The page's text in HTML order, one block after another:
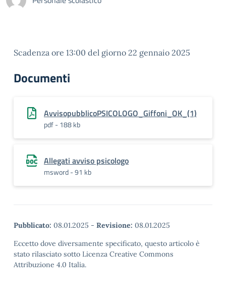
Scadenza ore 13:00 del giorno 22 gennaio 2025
Documenti
AvvisopubblicoPSICOLOGO_Giffoni_OK_(1)
pdf - 188 kb
Allegati avviso psicologo
msword - 91 kb
Pubblicato: 08.01.2025 - Revisione: 08.01.2025
Eccetto dove diversamente specificato, questo articolo è
stato rilasciato sotto Licenza Creative Commons
Attribuzione 4.0 Italia.